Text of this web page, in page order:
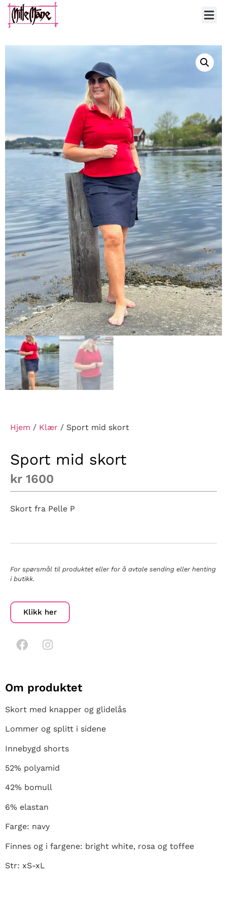
Hjem / Klær / Sport mid skort
Sport mid skort
kr 1600
Skort fra Pelle P
For spørsmål til produktet eller for å avtale sending eller henting
i butikk.
Klikk her
Om produktet
Skort med knapper og glidelås
Lommer og splitt i sidene
Innebygd shorts
52% polyamid
42% bomull
6% elastan
Farge: navy
Finnes og i fargene: bright white, rosa og toffee
Str: xS-xL